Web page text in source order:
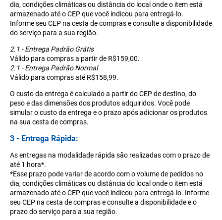
dia, condições climáticas ou distância do local onde o item está
armazenado até o CEP que você indicou para entregá-lo.
Informe seu CEP na cesta de compras e consulte a disponibilidade
do serviço para a sua região.
2.1 - Entrega Padrão Grátis
Válido para compras a partir de R$159,00.
2.1 - Entrega Padrão Normal
Válido para compras até R$158,99.
O custo da entrega é calculado a partir do CEP de destino, do
peso e das dimensões dos produtos adquiridos. Você pode
simular o custo da entrega e o prazo após adicionar os produtos
na sua cesta de compras.
3 - Entrega Rápida:
As entregas na modalidade rápida são realizadas com o prazo de
até 1 hora*.
*Esse prazo pode variar de acordo com o volume de pedidos no
dia, condições climáticas ou distância do local onde o item está
armazenado até o CEP que você indicou para entregá-lo. Informe
seu CEP na cesta de compras e consulte a disponibilidade e o
prazo do serviço para a sua região.